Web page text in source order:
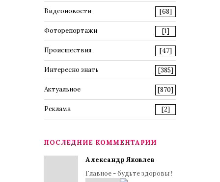
Видеоновости [68]
Фоторепортажи [1]
Происшествия [47]
Интересно знать [385]
Актуальное [870]
Реклама [2]
ПОСЛЕДНИЕ КОММЕНТАРИИ
Александр Яковлев
Главное - будьте здоровы !